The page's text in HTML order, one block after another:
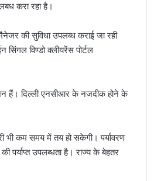
करा रहा है।
की सुविधा उपलब्ध कराई जा रही
सिंगल विण्डो क्लीयरेंस पोर्टल
हैं। दिल्ली एनसीआर के नजदीक होने के
भी कम समय में तय हो सकेगी। पर्यावरण
पर्याप्त उपलब्धता है। राज्य के बेहतर